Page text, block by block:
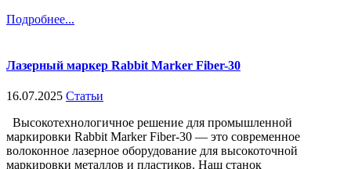
Подробнее...
Лазерный маркер Rabbit Marker Fiber-30
16.07.2025 Статьи
Высокотехнологичное решение для промышленной
маркировки Rabbit Marker Fiber-30 — это современное
волоконное лазерное оборудование для высокоточной
маркировки металлов и пластиков. Наш станок